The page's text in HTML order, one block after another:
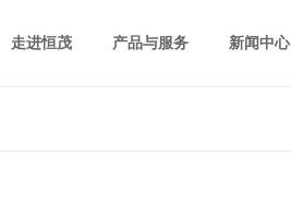
走进恒茂 产品与服务 新闻中心